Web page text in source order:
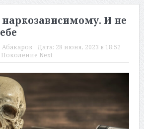
И не
Дата: 28 июня, 2023 в 18:52
Поколение Next